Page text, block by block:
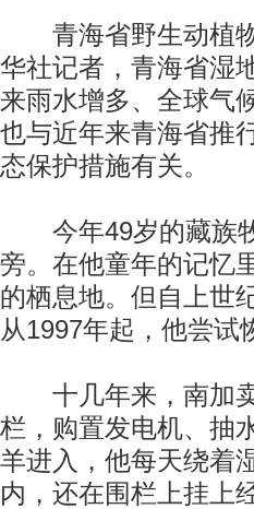
青海省野生动植物
华社记者，青海省湿
来雨水增多、全球气
也与近年来青海省推
态保护措施有关。
今年49岁的藏族牧
旁。在他童年的记忆
的栖息地。但自上世
从1997年起，他尝试
十几年来，南加卖
栏，购置发电机、抽
羊进入，他每天绕着
内，还在围栏上挂上